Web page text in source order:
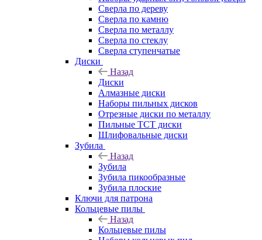
Сверла по дереву
Сверла по камню
Сверла по металлу
Сверла по стеклу
Сверла ступенчатые
Диски
Назад
Диски
Алмазные диски
Наборы пильных дисков
Отрезные диски по металлу
Пильные TCT диски
Шлифовальные диски
Зубила
Назад
Зубила
Зубила пикообразные
Зубила плоские
Ключи для патрона
Кольцевые пилы
Назад
Кольцевые пилы